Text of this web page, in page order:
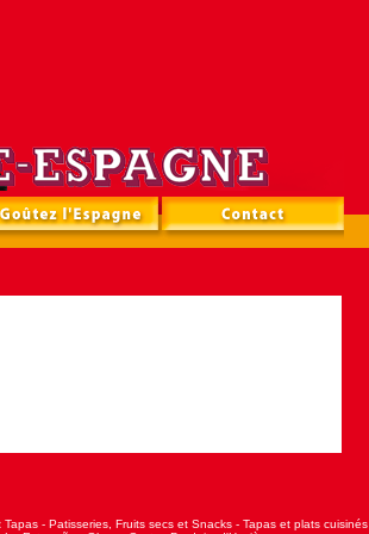
Tapas - Patisseries, Fruits secs et Snacks - Tapas et plats cuisinés